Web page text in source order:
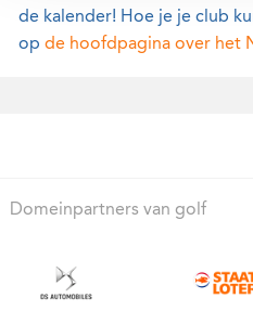
de kalender! Hoe je je club
op de hoofdpagina over het
Domeinpartners van golf